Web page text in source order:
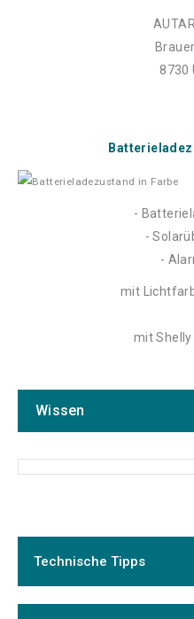
8730
-
-
-
mit
mit Shelly
Wissen
Technische Tipps